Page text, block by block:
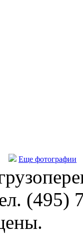
Еще фотографии
(495)